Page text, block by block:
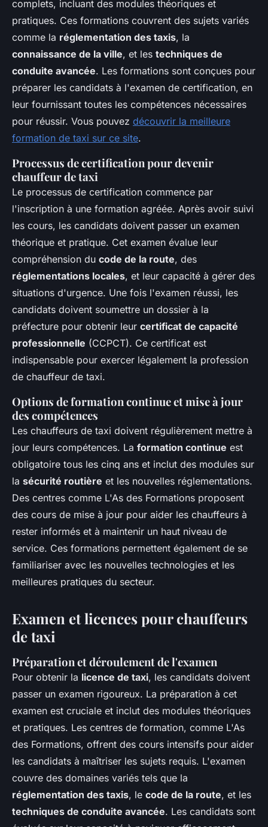
complets, incluant des modules théoriques et
pratiques. Ces formations couvrent des sujets variés
comme la réglementation des taxis, la
connaissance de la ville, et les techniques de
conduite avancée. Les formations sont conçues pour
préparer les candidats à l'examen de certification, en
leur fournissant toutes les compétences nécessaires
pour réussir. Vous pouvez découvrir la meilleure
formation de taxi sur ce site.
Processus de certification pour devenir
chauffeur de taxi
Le processus de certification commence par
l'inscription à une formation agréée. Après avoir suivi
les cours, les candidats doivent passer un examen
théorique et pratique. Cet examen évalue leur
compréhension du code de la route, des
réglementations locales, et leur capacité à gérer des
situations d'urgence. Une fois l'examen réussi, les
candidats doivent soumettre un dossier à la
préfecture pour obtenir leur certificat de capacité
professionnelle (CCPCT). Ce certificat est
indispensable pour exercer légalement la profession
de chauffeur de taxi.
Options de formation continue et mise à jour
des compétences
Les chauffeurs de taxi doivent régulièrement mettre à
jour leurs compétences. La formation continue est
obligatoire tous les cinq ans et inclut des modules sur
la sécurité routière et les nouvelles réglementations.
Des centres comme L'As des Formations proposent
des cours de mise à jour pour aider les chauffeurs à
rester informés et à maintenir un haut niveau de
service. Ces formations permettent également de se
familiariser avec les nouvelles technologies et les
meilleures pratiques du secteur.
Examen et licences pour chauffeurs
de taxi
Préparation et déroulement de l'examen
Pour obtenir la licence de taxi, les candidats doivent
passer un examen rigoureux. La préparation à cet
examen est cruciale et inclut des modules théoriques
et pratiques. Les centres de formation, comme L'As
des Formations, offrent des cours intensifs pour aider
les candidats à maîtriser les sujets requis. L'examen
couvre des domaines variés tels que la
réglementation des taxis, le code de la route, et les
techniques de conduite avancée. Les candidats sont